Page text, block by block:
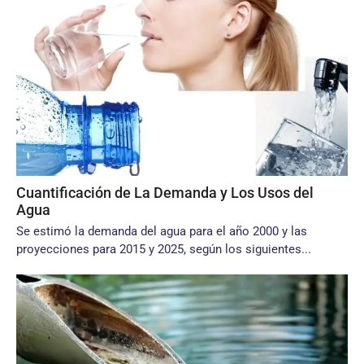
Cuantificación de La Demanda y Los Usos del
Agua
Se estimó la demanda del agua para el año 2000 y las
proyecciones para 2015 y 2025, según los siguientes...